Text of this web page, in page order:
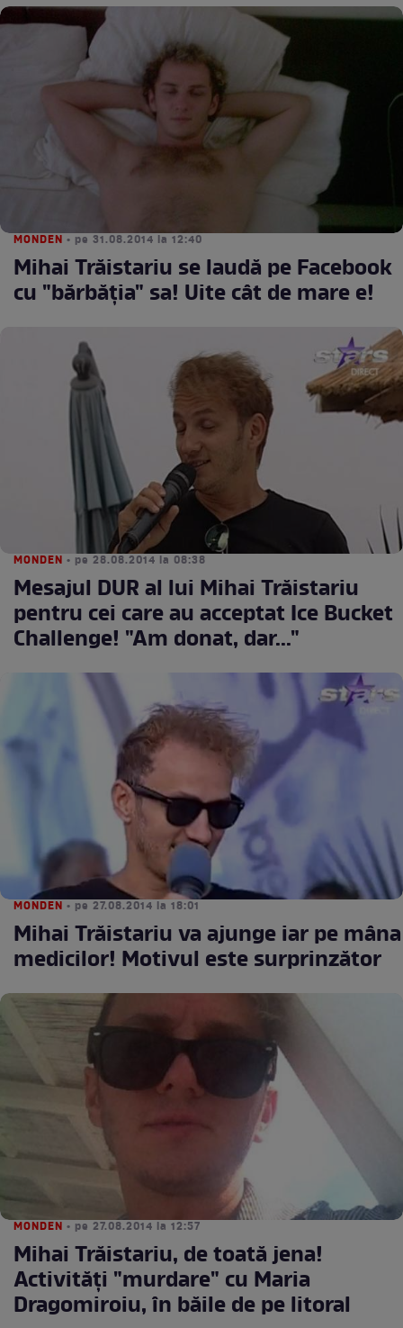
MONDEN • pe 31.08.2014 la 12:40
Mihai Trăistariu se laudă pe Facebook
cu "bărbăţia" sa! Uite cât de mare e!
MONDEN • pe 28.08.2014 la 08:38
Mesajul DUR al lui Mihai Trăistariu
pentru cei care au acceptat Ice Bucket
Challenge! "Am donat, dar..."
MONDEN • pe 27.08.2014 la 18:01
Mihai Trăistariu va ajunge iar pe mâna
medicilor! Motivul este surprinzător
MONDEN • pe 27.08.2014 la 12:57
Mihai Trăistariu, de toată jena!
Activităţi "murdare" cu Maria
Dragomiroiu, în băile de pe litoral